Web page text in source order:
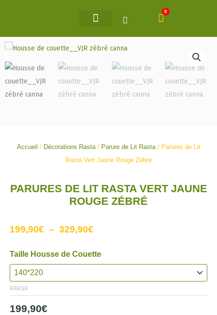
0
Panier
Accueil / Décorations Rasta/ Parure de Lit Rasta/ Parures de Lit
Rasta Vert Jaune Rouge Zébré
PARURES DE LIT RASTA VERT JAUNE
ROUGE ZÉBRÉ
199,90€ – 329,90€
prix :
199,90€
à
329,90€
Taille Housse de Couette
EFFACER
199,90€
quantité
de
Parures
de
Lit